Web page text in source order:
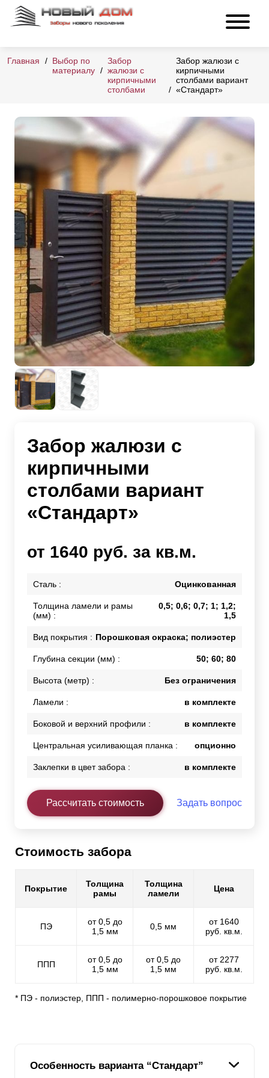
Главная
Выбор по
материалу
Забор
жалюзи с
кирпичными
столбами
Забор жалюзи с
кирпичными
столбами вариант
«Стандарт»
Забор жалюзи с
кирпичными
столбами вариант
«Стандарт»
от 1640 руб. за кв.м.
Сталь : Оцинкованная
Толщина ламели и рамы
(мм) :
0,5; 0,6; 0,7; 1; 1,2;
1,5
Вид покрытия : Порошковая окраска; полиэстер
Глубина секции (мм) : 50; 60; 80
Высота (метр) : Без ограничения
Ламели : в комплекте
Боковой и верхний профили : в комплекте
Центральная усиливающая планка : опционно
Заклепки в цвет забора : в комплекте
Рассчитать стоимость Задать вопрос
Стоимость забора
Покрытие
Толщина
рамы
Толщина
ламели
Цена
ПЭ
от 0,5 до
1,5 мм
0,5 мм
от 1640
руб. кв.м.
ППП
от 0,5 до
1,5 мм
от 0,5 до
1,5 мм
от 2277
руб. кв.м.
* ПЭ - полиэстер, ППП - полимерно-порошковое покрытие
Особенность варианта “Стандарт”